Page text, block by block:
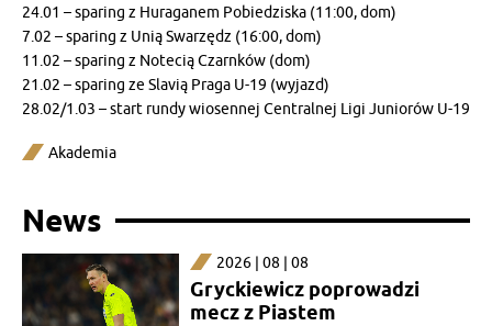
24.01 – sparing z Huraganem Pobiedziska (11:00, dom)
7.02 – sparing z Unią Swarzędz (16:00, dom)
11.02 – sparing z Notecią Czarnków (dom)
21.02 – sparing ze Slavią Praga U-19 (wyjazd)
28.02/1.03 – start rundy wiosennej Centralnej Ligi Juniorów U-19
Akademia
News
2026 | 08 | 08
Gryckiewicz poprowadzi
mecz z Piastem